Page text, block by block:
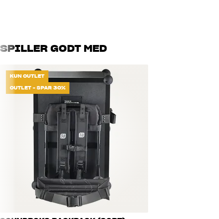
SPILLER GODT MED
KUN OUTLET
OUTLET - SPAR 30%